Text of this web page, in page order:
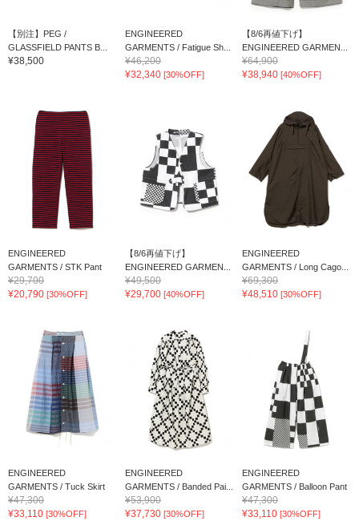
【別注】PEG /
GLASSFIELD PANTS B...
¥38,500
ENGINEERED
GARMENTS / Fatigue Sh...
¥46,200
¥32,340 [30%OFF]
【8/6再値下げ】
ENGINEERED GARMEN...
¥64,900
¥38,940 [40%OFF]
ENGINEERED
GARMENTS / STK Pant
¥29,700
¥20,790 [30%OFF]
【8/6再値下げ】
ENGINEERED GARMEN...
¥49,500
¥29,700 [40%OFF]
ENGINEERED
GARMENTS / Long Cago...
¥69,300
¥48,510 [30%OFF]
ENGINEERED
GARMENTS / Tuck Skirt
¥47,300
¥33,110 [30%OFF]
ENGINEERED
GARMENTS / Banded Pai...
¥53,900
¥37,730 [30%OFF]
ENGINEERED
GARMENTS / Balloon Pant
¥47,300
¥33,110 [30%OFF]